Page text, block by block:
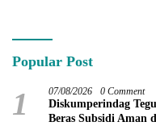
Popular Post
1 07/08/2026 0 Comment
Diskumperindag
Beras Subsidi Aman